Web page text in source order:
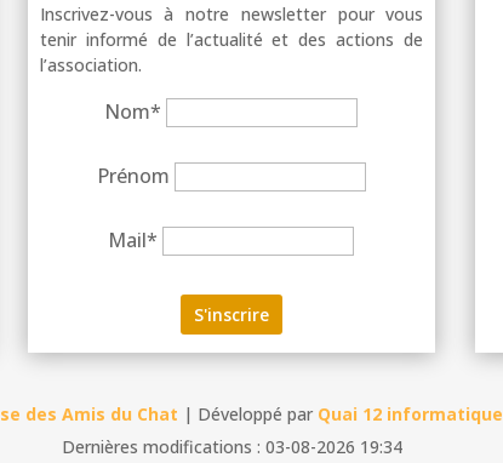
Inscrivez-vous à notre newsletter pour vous
tenir informé de l’actualité et des actions de
l’association.
Nom*
Prénom
Mail*
des Amis du Chat | Développé par Quai 12 informatique
Dernières modifications : 03-08-2026 19:34